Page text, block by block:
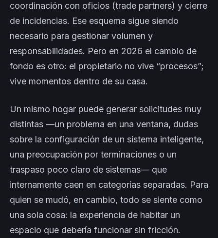
coordinación con oficios (trade partners) y cierre
de incidencias. Ese esquema sigue siendo
necesario para gestionar volumen y
responsabilidades. Pero en 2026 el cambio de
fondo es otro: el propietario no vive “procesos”;
vive momentos dentro de su casa.
Un mismo hogar puede generar solicitudes muy
distintas —un problema en una ventana, dudas
sobre la configuración de un sistema inteligente,
una preocupación por terminaciones o un
traspaso poco claro de sistemas— que
internamente caen en categorías separadas. Para
quien se mudó, en cambio, todo se siente como
una sola cosa: la experiencia de habitar un
espacio que debería funcionar sin fricción.